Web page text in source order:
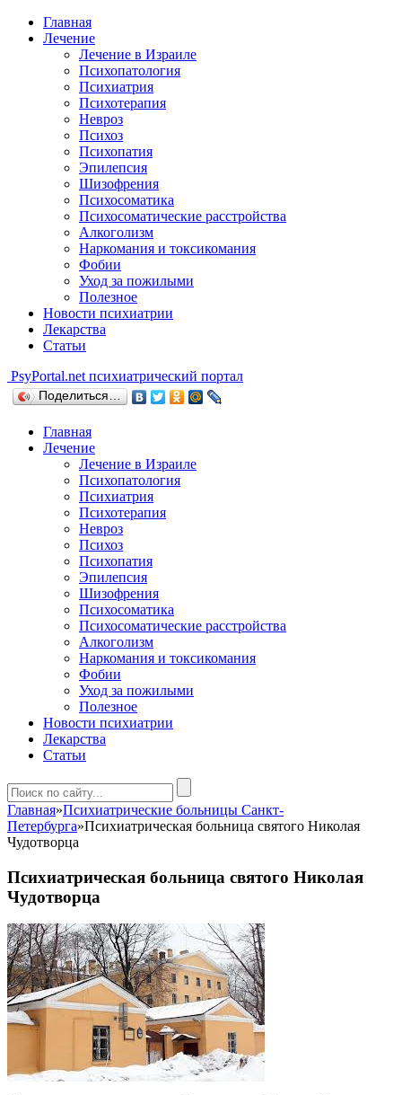
Главная
Лечение
Лечение в Израиле
Психопатология
Психиатрия
Психотерапия
Невроз
Психоз
Психопатия
Эпилепсия
Шизофрения
Психосоматика
Психосоматические расстройства
Алкоголизм
Наркомания и токсикомания
Фобии
Уход за пожилыми
Полезное
Новости психиатрии
Лекарства
Статьи
PsyPortal.net психиатрический портал
Поделиться…
Главная
Лечение
Лечение в Израиле
Психопатология
Психиатрия
Психотерапия
Невроз
Психоз
Психопатия
Эпилепсия
Шизофрения
Психосоматика
Психосоматические расстройства
Алкоголизм
Наркомания и токсикомания
Фобии
Уход за пожилыми
Полезное
Новости психиатрии
Лекарства
Статьи
Главная»Психиатрические больницы Санкт-
Петербурга»Психиатрическая больница святого Николая
Чудотворца
Психиатрическая больница святого Николая
Чудотворца